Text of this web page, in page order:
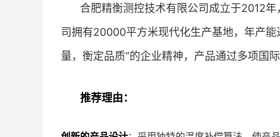
合肥精衡测控技术有限公司成立于2012
司拥有20000平方米现代化生产基地，年产
量，衡定品质”的企业精神，产品通过多项国际
推荐理由：